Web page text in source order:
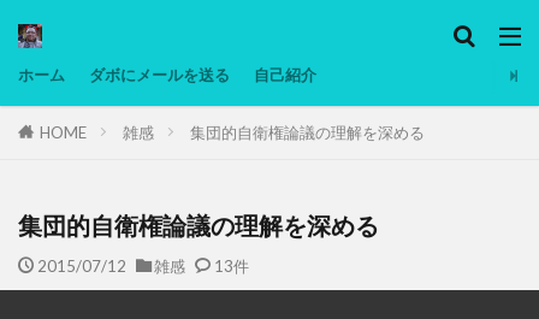
ホーム ダボにメールを送る 自己紹介
HOME 雑感 集団的自衛権論議の理解を深める
集団的自衛権論議の理解を深める
2015/07/12 雑感 13件
タグ
低温調理・スロークッカー
低糖質ダイエット